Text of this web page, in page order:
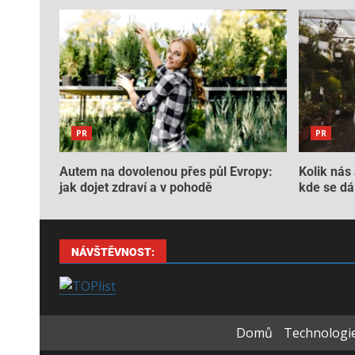
PR
Autem na dovolenou přes půl Evropy:
jak dojet zdraví a v pohodě
PR
Kolik nás
kde se
NÁVŠTĚVNOST:
Domů